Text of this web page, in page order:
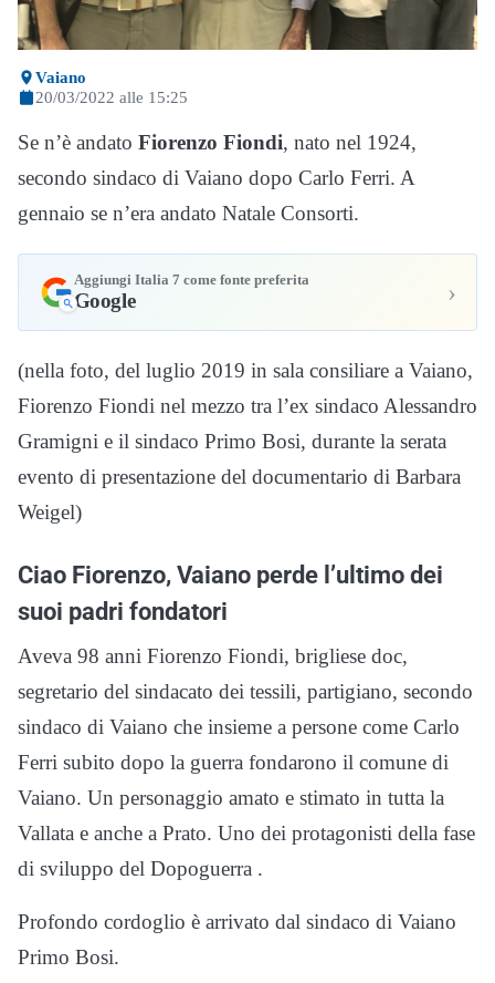
Vaiano
20/03/2022 alle 15:25
Se n’è andato Fiorenzo Fiondi, nato nel 1924,
secondo sindaco di Vaiano dopo Carlo Ferri. A
gennaio se n’era andato Natale Consorti.
Aggiungi Italia 7 come fonte preferita
Google ›
(nella foto, del luglio 2019 in sala consiliare a Vaiano,
Fiorenzo Fiondi nel mezzo tra l’ex sindaco Alessandro
Gramigni e il sindaco Primo Bosi, durante la serata
evento di presentazione del documentario di Barbara
Weigel)
Ciao Fiorenzo, Vaiano perde l’ultimo dei
suoi padri fondatori
Aveva 98 anni Fiorenzo Fiondi, brigliese doc,
segretario del sindacato dei tessili, partigiano, secondo
sindaco di Vaiano che insieme a persone come Carlo
Ferri subito dopo la guerra fondarono il comune di
Vaiano. Un personaggio amato e stimato in tutta la
Vallata e anche a Prato. Uno dei protagonisti della fase
di sviluppo del Dopoguerra .
Profondo cordoglio è arrivato dal sindaco di Vaiano
Primo Bosi.